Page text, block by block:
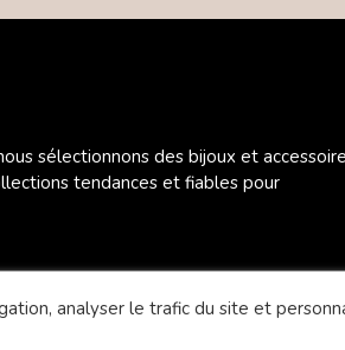
sélectionnons des bijoux et
tendances et fiables pour
analyser le trafic du site et